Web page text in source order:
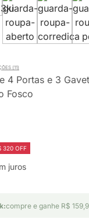
4 Portas e 3
Fosco
(11)
320 OFF
juros
compre e ganhe R$